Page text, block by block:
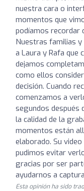
nuestra cara o
momentos que
podíamos recordar
Nuestras familias
a Laura y Rafa que
dejamos
como ellos
decisión. Cuando
comenzamos a
segundos después
la calidad de la
momentos están
elaborado. Su
pudimos evitar
gracias por ser
ayudarnos a
Esta opinión ha sido